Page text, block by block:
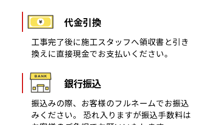
代金引換
工事完了後に施工スタッフへ領収書と引き
換えに直接現金でお支払いください。
銀行振込
振込みの際、お客様のフルネームでお振込
みください。
恐れ入りますが振込手数料は